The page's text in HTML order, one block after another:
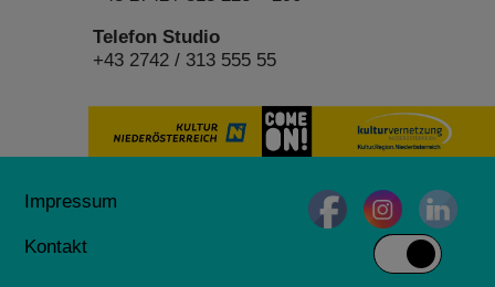
Telefon Studio
+43 2742 / 313 555 55
Impressum
Kontakt